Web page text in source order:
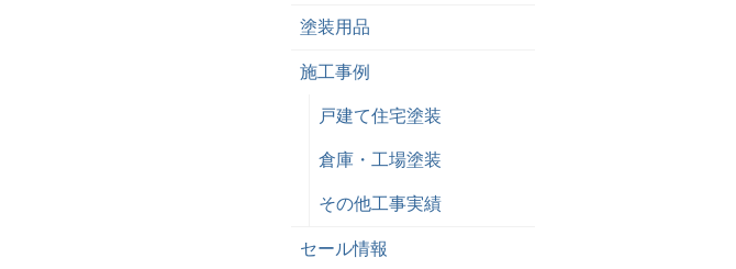
塗装用品
施工事例
戸建て住宅塗装
倉庫・工場塗装
その他工事実績
セール情報